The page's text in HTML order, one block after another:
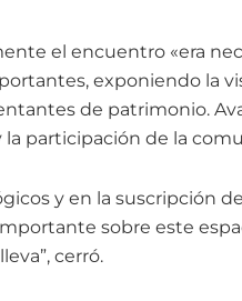
el encuentro «era
exponiendo la
de patrimonio.
participación de la
y en la suscripción
sobre este
cerró.